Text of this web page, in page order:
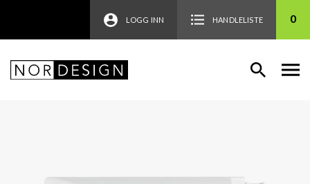
LOGG INN HANDLELISTE 0